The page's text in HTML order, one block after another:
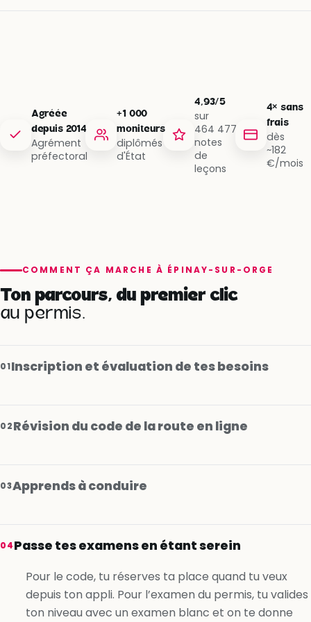
Agréée
depuis 2014
Agrément
préfectoral
+1 000
moniteurs
diplômés
d'État
4,93/5
sur
464 477
notes
de
leçons
4× sans
frais
dès
~182
€/mois
COMMENT ÇA MARCHE À ÉPINAY-SUR-ORGE
Ton parcours, du premier clic
au permis.
01Inscription et évaluation de tes besoins
02Révision du code de la route en ligne
03Apprends à conduire
Je m’inscris gratuitement
04Passe tes examens en étant serein
Pour le code, tu réserves ta place quand tu veux
depuis ton appli. Pour l’examen du permis, tu valides
ton niveau avec un examen blanc et on te donne